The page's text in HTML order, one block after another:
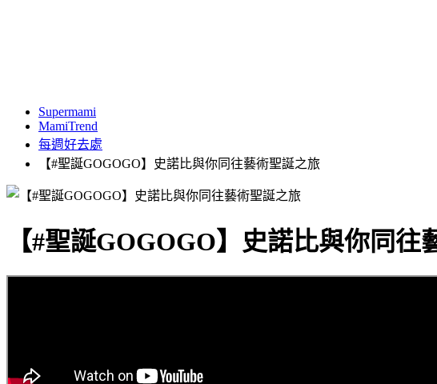
Supermami
MamiTrend
每週好去處
【#聖誕GOGOGO】史諾比與你同往藝術聖誕之旅
【#聖誕GOGOGO】史諾比與你同往